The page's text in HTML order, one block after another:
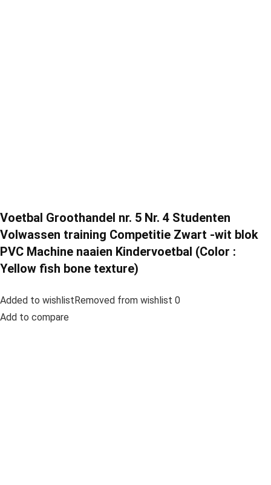
Voetbal Groothandel nr. 5 Nr. 4 Studenten
Volwassen training Competitie Zwart -wit blok
PVC Machine naaien Kindervoetbal (Color :
Yellow fish bone texture)
Added to wishlistRemoved from wishlist 0
Add to compare